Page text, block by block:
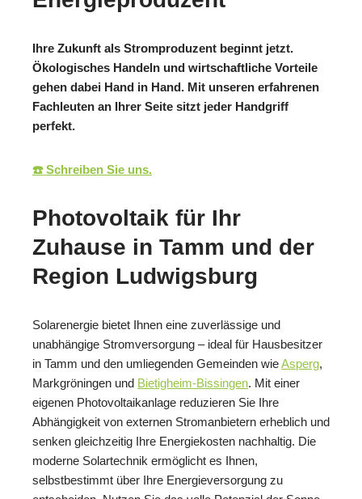
Ihre Zukunft als Stromproduzent beginnt jetzt.
Ökologisches Handeln und wirtschaftliche Vorteile
gehen dabei Hand in Hand. Mit unseren erfahrenen
Fachleuten an Ihrer Seite sitzt jeder Handgriff
perfekt.
☎️ Schreiben Sie uns.
Photovoltaik für Ihr
Zuhause in Tamm und der
Region Ludwigsburg
Solarenergie bietet Ihnen eine zuverlässige und
unabhängige Stromversorgung – ideal für Hausbesitzer
in Tamm und den umliegenden Gemeinden wieAsperg,
Markgröningen und Bietigheim-Bissingen. Mit einer
eigenen Photovoltaikanlage reduzieren Sie Ihre
Abhängigkeit von externen Stromanbietern erheblich und
senken gleichzeitig Ihre Energiekosten nachhaltig. Die
moderne Solartechnik ermöglicht es Ihnen,
selbstbestimmt über Ihre Energieversorgung zu